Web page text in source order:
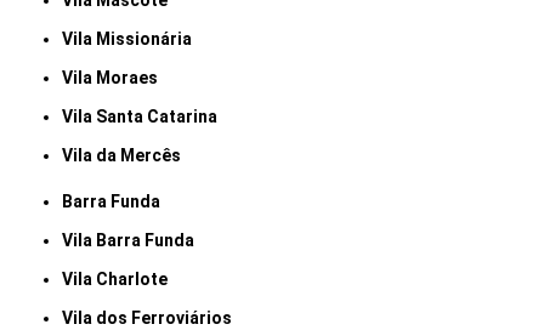
Vila Missionária
Vila Moraes
Vila Santa Catarina
Vila da Mercês
Barra Funda
Vila Barra Funda
Vila Charlote
Vila dos Ferroviários